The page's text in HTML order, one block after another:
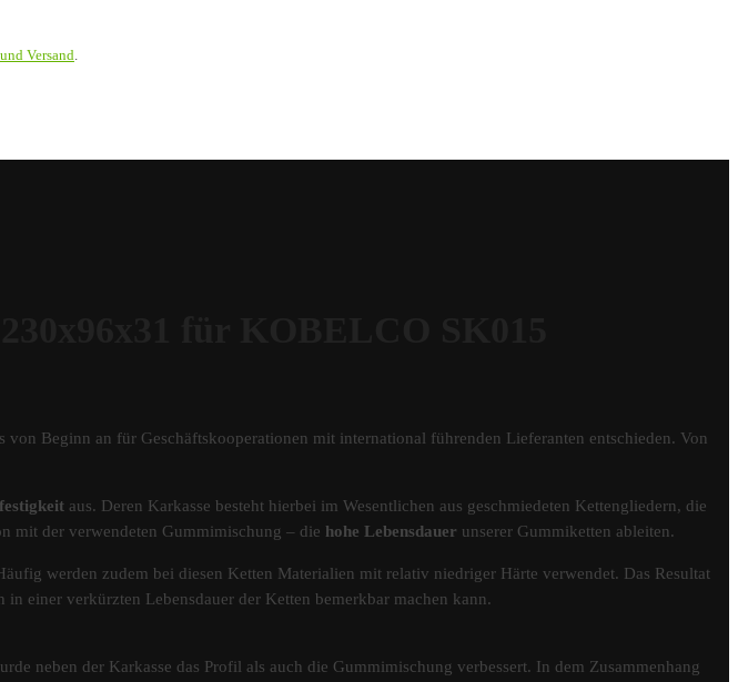
Versand
von Beginn an für Geschäftskooperationen mit international führenden Lieferanten entschieden. Von
aus. Deren Karkasse besteht hierbei im Wesentlichen aus geschmiedeten Kettengliedern, die
mit der verwendeten Gummimischung – die hohe Lebensdauer unserer Gummiketten ableiten.
werden zudem bei diesen Ketten Materialien mit relativ niedriger Härte verwendet. Das Resultat
einer verkürzten Lebensdauer der Ketten bemerkbar machen kann.
neben der Karkasse das Profil als auch die Gummimischung verbessert. In dem Zusammenhang